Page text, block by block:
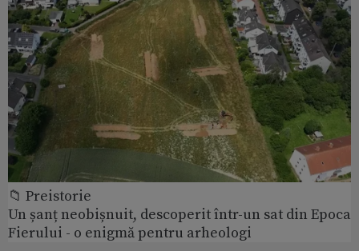
📁 Preistorie
Un șanț neobișnuit, descoperit într-un sat din Epoca
Fierului - o enigmă pentru arheologi